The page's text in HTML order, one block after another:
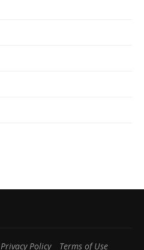
Privacy Policy Terms of Use